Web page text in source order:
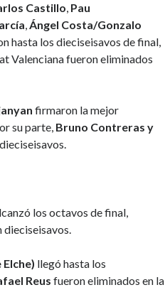
Castillo, Pau
,Ángel Costa/Gonzalo
hasta los dieciseisavos de final,
Valenciana fueron eliminados
firmaron la mejor
su parte, Bruno Contreras y
los octavos de final,
dieciseisavos.
llegó hasta los
Reus fueron eliminados en la